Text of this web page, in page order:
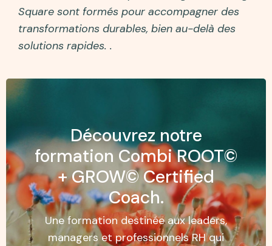
Square sont formés pour accompagner des
transformations durables, bien au-delà des
solutions rapides. .
Découvrez notre
formation Combi ROOT©
+ GROW© Certified
Coach.
Une formation destinée aux leaders,
managers et professionnels RH qui